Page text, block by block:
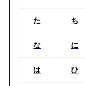
た ち
な に
は ひ